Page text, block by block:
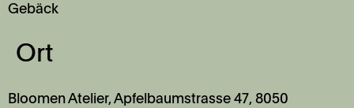
Gebäck
Ort
Bloomen Atelier, Apfelbaumstrasse 47, 8050